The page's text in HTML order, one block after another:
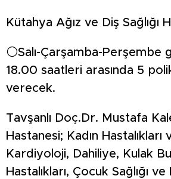
Kütahya Ağız ve Diş Sağlığı
⚪️Salı-Çarşamba-Perşembe
18.00 saatleri arasında 5
verecek.
Tavşanlı Doç.Dr. Mustafa
Hastanesi; Kadın Hastalıkları
Kardiyoloji, Dahiliye, Kulak
Hastalıkları, Çocuk Sağlığı ve